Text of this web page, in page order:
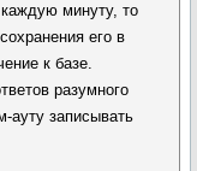
минуту, то
его в
к базе.
разумного
ауту записывать